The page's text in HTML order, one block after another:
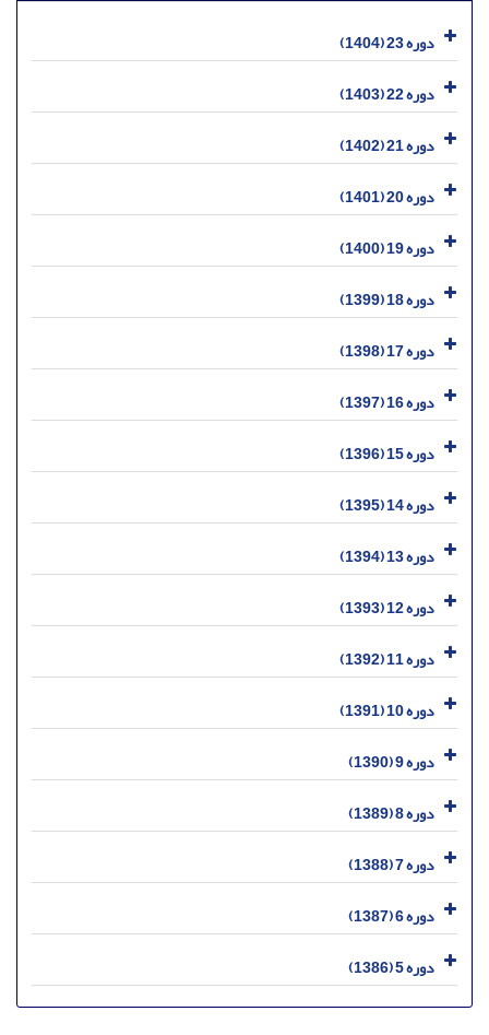
دوره 23 (1404)
دوره 22 (1403)
دوره 21 (1402)
دوره 20 (1401)
دوره 19 (1400)
دوره 18 (1399)
دوره 17 (1398)
دوره 16 (1397)
دوره 15 (1396)
دوره 14 (1395)
دوره 13 (1394)
دوره 12 (1393)
دوره 11 (1392)
دوره 10 (1391)
دوره 9 (1390)
دوره 8 (1389)
دوره 7 (1388)
دوره 6 (1387)
دوره 5 (1386)